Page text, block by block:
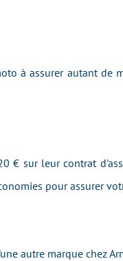
à assurer autant de
€ sur leur contrat
pour assurer
autre marque chez